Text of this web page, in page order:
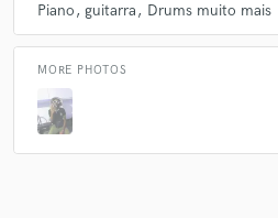
Piano guitarra Drums muito mais
MORE PHOTOS